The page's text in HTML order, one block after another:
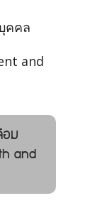
คคล
and
อม
and